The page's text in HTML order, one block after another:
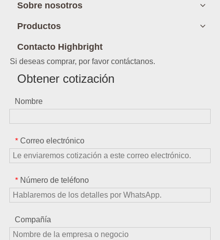
Sobre nosotros
Productos
Contacto Highbright
Si deseas comprar, por favor contáctanos.
Obtener cotización
Nombre
* Correo electrónico
* Número de teléfono
Compañía